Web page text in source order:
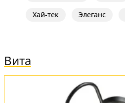
Хай-тек Элеганс
Вита